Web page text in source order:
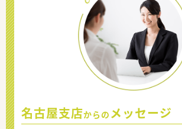
名古屋支店からの メッセージ